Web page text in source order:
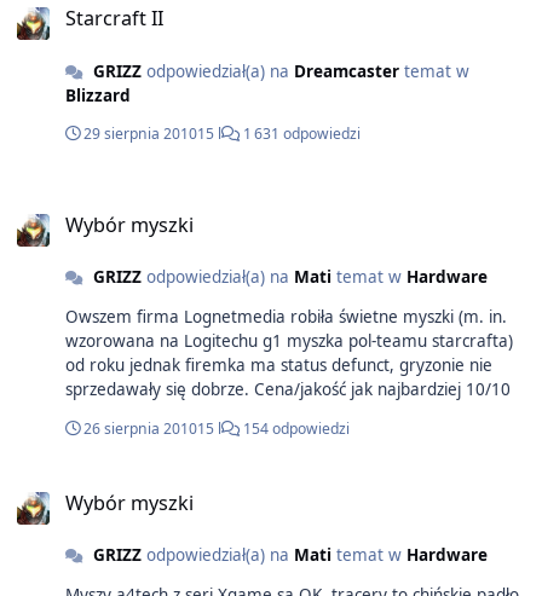
Starcraft II
GRIZZodpowiedział(a) na Dreamcastertemat w
Blizzard
29 sierpnia 201015 l 1 631 odpowiedzi
Wybór myszki
GRIZZodpowiedział(a) na Mati temat w Hardware
Owszem firma Lognetmedia robiła świetne myszki (m. in.
wzorowana na Logitechu g1 myszka pol-teamu starcrafta)
od roku jednak firemka ma status defunct, gryzonie nie
sprzedawały się dobrze. Cena/jakość jak najbardziej 10/10
26 sierpnia 201015 l 154 odpowiedzi
Wybór myszki
GRIZZodpowiedział(a) na Mati temat w Hardware